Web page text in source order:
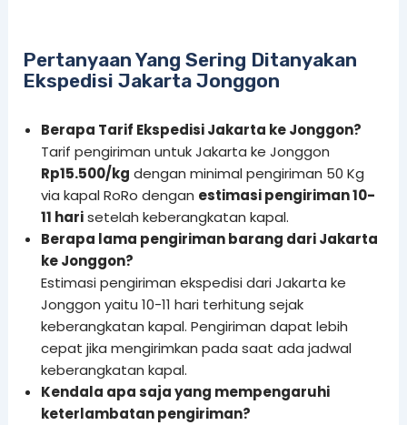
Pertanyaan Yang Sering Ditanyakan
Ekspedisi Jakarta Jonggon
Berapa Tarif Ekspedisi Jakarta ke Jonggon?
Tarif pengiriman untuk Jakarta ke Jonggon
Rp15.500/kg dengan minimal pengiriman 50 Kg
via kapal RoRo dengan estimasi pengiriman 10-
11 harisetelah keberangkatan kapal.
Berapa lama pengiriman barang dari Jakarta
ke Jonggon?
Estimasi pengiriman ekspedisi dari Jakarta ke
Jonggon yaitu 10-11 hari terhitung sejak
keberangkatan kapal. Pengiriman dapat lebih
cepat jika mengirimkan pada saat ada jadwal
keberangkatan kapal.
Kendala apa saja yang mempengaruhi
keterlambatan pengiriman?